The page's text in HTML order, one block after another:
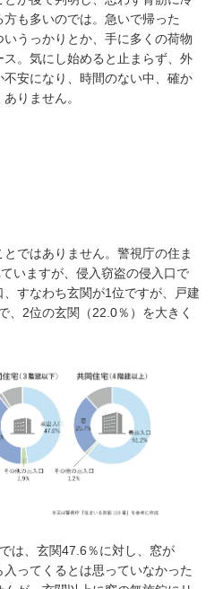
も多いのでは。急いで帰った
うっかりとか、手に多くの荷物
。気にし始めると止まらず、外
安になり、時間のない中、確か
りません。
ではありません。警視庁の住ま
いますが、侵入窃盗の侵入口で
すなわち玄関が1位ですが、戸建
、2位の玄関（22.0％）を大きく
は、玄関47.6％に対し、窓が
ってくるとは思っていなかった